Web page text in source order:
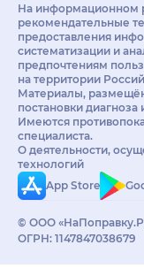
На информационном
рекомендательные
предоставления
систематизации и
предпочтениям
на территории
Материалы,
постановки
Имеются
специалиста.
О деятельности,
технологий
App Store
© ООО
ОГРН: 1147847038679